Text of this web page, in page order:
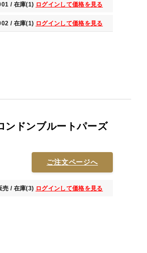
/ 在庫(1) ログインして価格を見る
/ 在庫(1) ログインして価格を見る
ンドンブルートパーズ
ご注文ページへ
売 / 在庫(3) ログインして価格を見る